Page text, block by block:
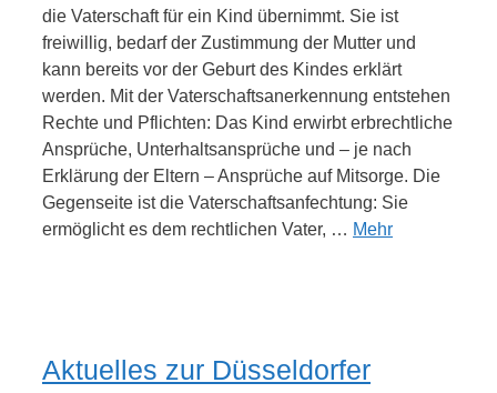
die Vaterschaft für ein Kind übernimmt. Sie ist
freiwillig, bedarf der Zustimmung der Mutter und
kann bereits vor der Geburt des Kindes erklärt
werden. Mit der Vaterschaftsanerkennung entstehen
Rechte und Pflichten: Das Kind erwirbt erbrechtliche
Ansprüche, Unterhaltsansprüche und – je nach
Erklärung der Eltern – Ansprüche auf Mitsorge. Die
Gegenseite ist die Vaterschaftsanfechtung: Sie
ermöglicht es dem rechtlichen Vater, … Mehr
Aktuelles zur Düsseldorfer